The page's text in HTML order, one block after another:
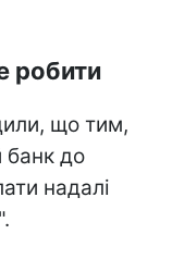
робити
що тим,
банк до
надалі